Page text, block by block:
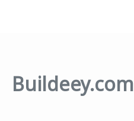
Buildeey.com